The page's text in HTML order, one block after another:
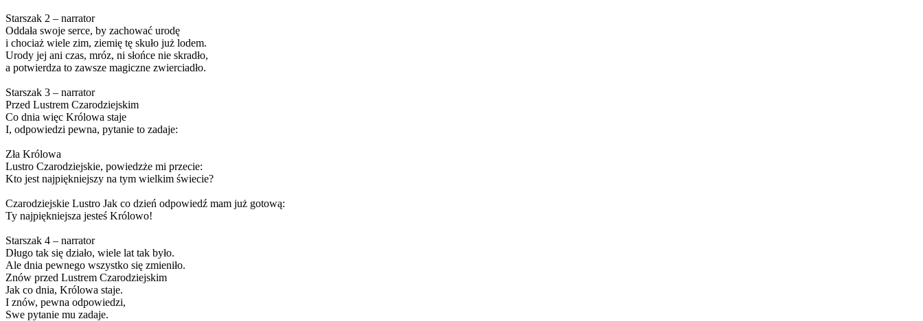
Starszak 2 – narrator
Oddała swoje serce, by zachować urodę
i chociaż wiele zim, ziemię tę skuło już lodem.
Urody jej ani czas, mróz, ni słońce nie skradło,
a potwierdza to zawsze magiczne zwierciadło.
Starszak 3 – narrator
Przed Lustrem Czarodziejskim
Co dnia więc Królowa staje
I, odpowiedzi pewna, pytanie to zadaje:
Zła Królowa
Lustro Czarodziejskie, powiedzże mi przecie:
Kto jest najpiękniejszy na tym wielkim świecie?
Czarodziejskie Lustro Jak co dzień odpowiedź mam już gotową:
Ty najpiękniejsza jesteś Królowo!
Starszak 4 – narrator
Długo tak się działo, wiele lat tak było.
Ale dnia pewnego wszystko się zmieniło.
Znów przed Lustrem Czarodziejskim
Jak co dnia, Królowa staje.
I znów, pewna odpowiedzi,
Swe pytanie mu zadaje.